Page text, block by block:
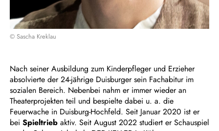
© Sascha Kreklau
Nach seiner Ausbildung zum Kinderpfleger und Erzieher
absolvierte der 24-jährige Duisburger sein Fachabitur im
sozialen Bereich. Nebenbei nahm er immer wieder an
Theaterprojekten teil und bespielte dabei u. a. die
Feuerwache in Duisburg-Hochfeld. Seit Januar 2020 ist er
bei Spieltrieb aktiv. Seit August 2022 studiert er Schauspiel